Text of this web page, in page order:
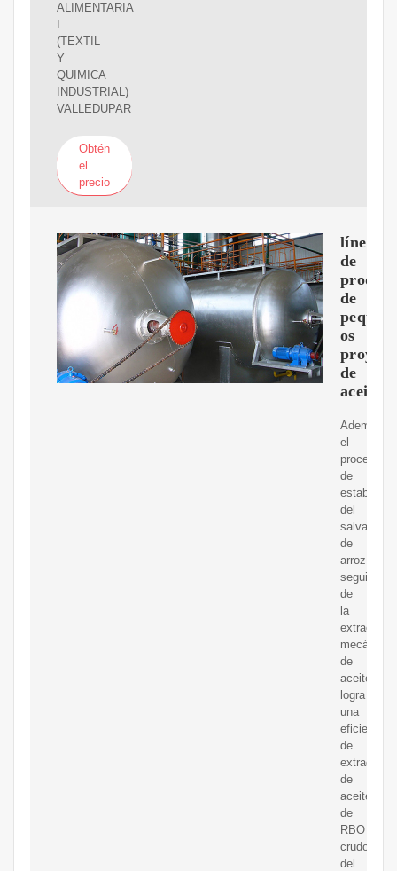
ALIMENTARIA
(TEXTIL
Y
QUIMICA
INDUSTRIAL)
VALLEDUPAR
Obtén
el
precio
línea
de
de
peque?
os
de
aceite
Además,
el
proceso
de
del
salvado
de
arroz
seguido
de
la
extracción
mecánica
de
aceite
logra
una
eficiencia
de
extracción
de
aceite
de
RBO
crudo
del